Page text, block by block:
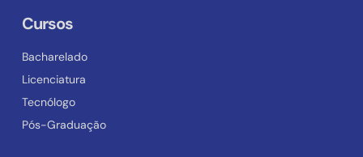
Cursos
Bacharelado
Licenciatura
Tecnólogo
Pós-Graduação